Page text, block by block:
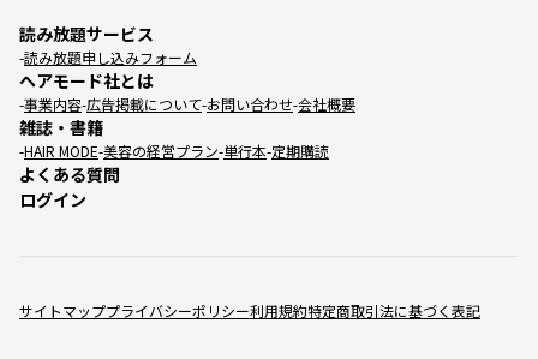
サイトマッププライバシーポリシー利用規約特定商取引法に基づく表記
読み放題サービス
読み放題申し込みフォーム
ヘアモード社とは
事業内容 広告掲載について お問い合わせ 会社概要
雑誌・書籍
HAIR MODE 美容の経営プラン 単行本 定期購読
よくある質問
ログイン